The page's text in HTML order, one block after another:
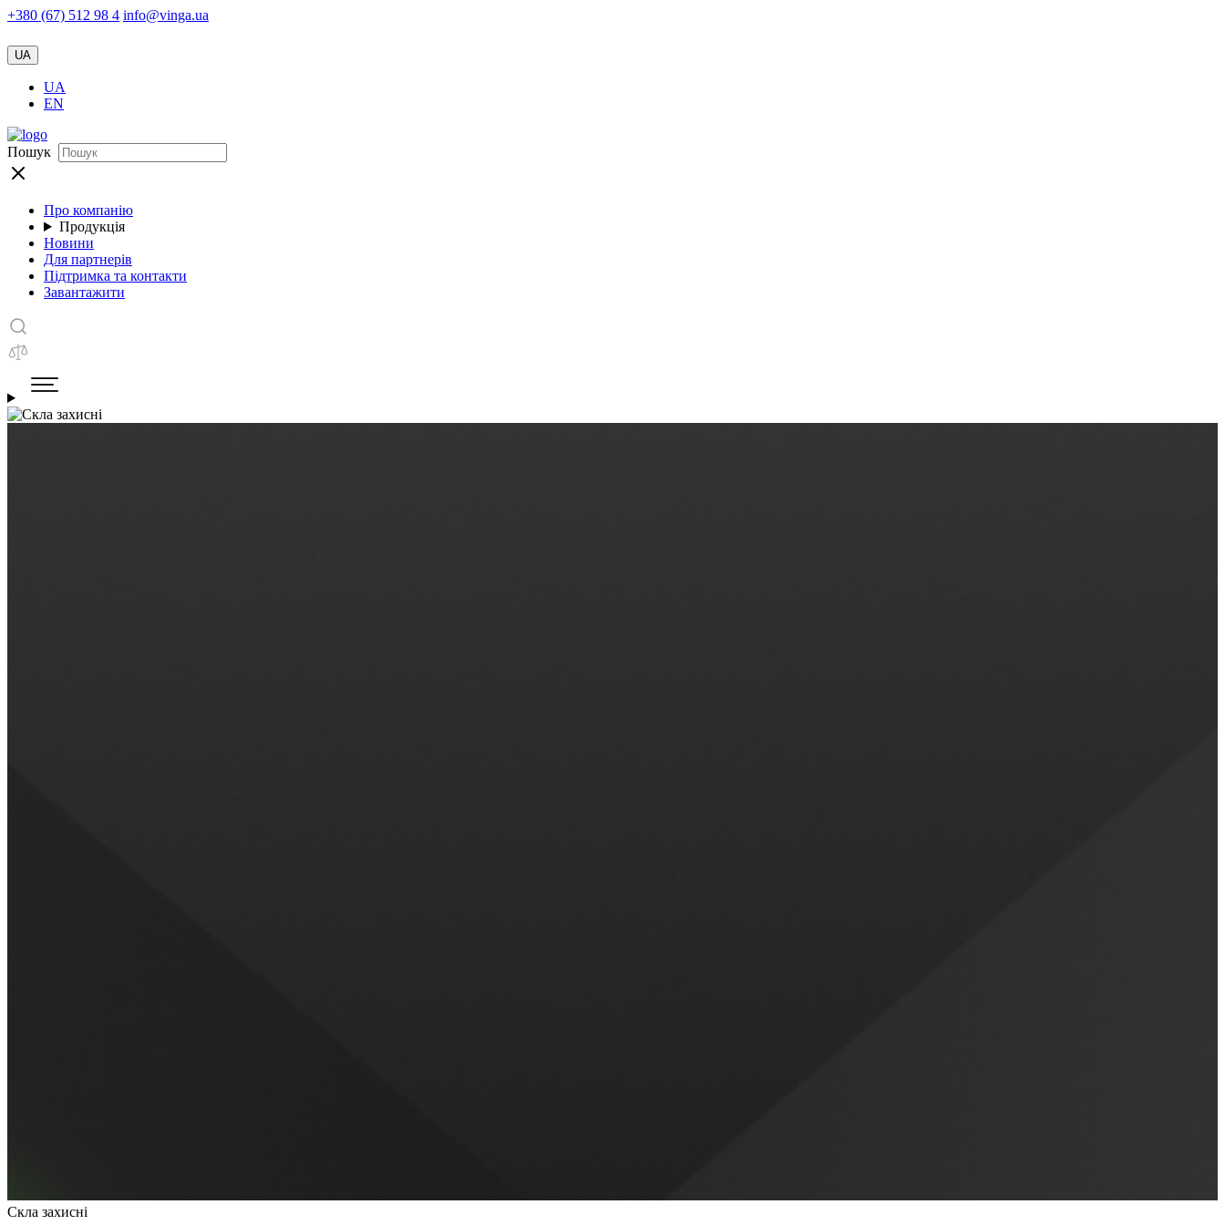
+380 (67) 512 98 4 info@vinga.ua
UA
UA
EN
Пошук
Про компанію
Продукція
Новини
Для партнерів
Підтримка та контакти
Завантажити
Скла захисні